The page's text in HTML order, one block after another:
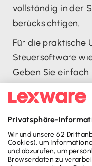
vollständig in der
berücksichtigen.
Für die praktische
Steuersoftware
Geben Sie einfach
und das
Nutzungsdauer
Kategorie
Arbeitnehmer &